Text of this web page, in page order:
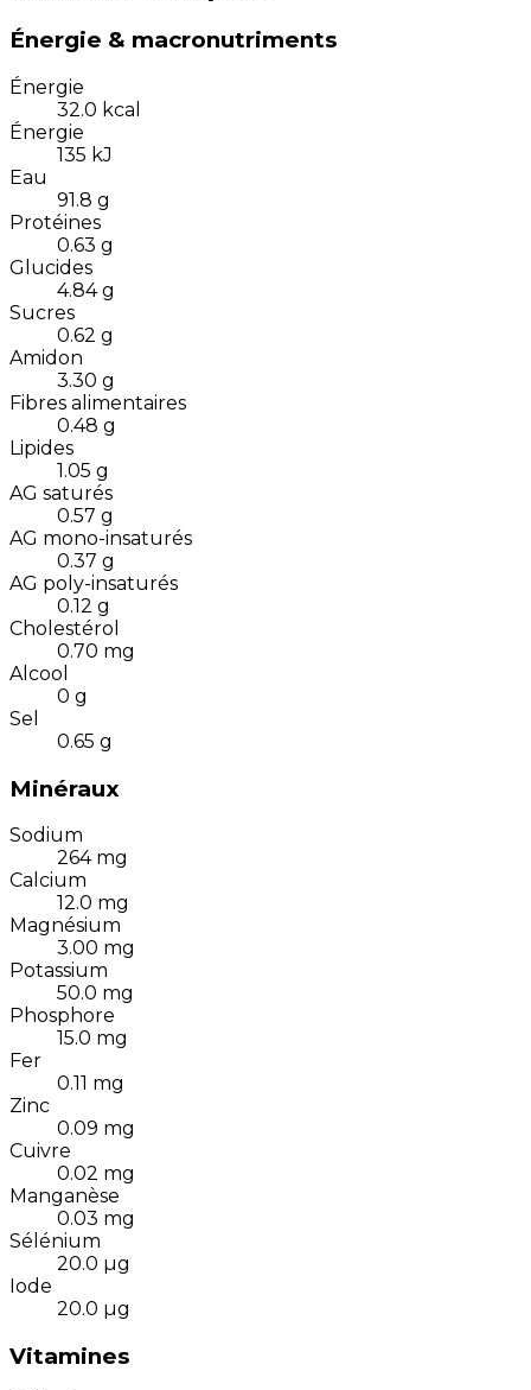
Énergie & macronutriments
Énergie
32.0 kcal
Énergie
135 kJ
Eau
91.8 g
Protéines
0.63 g
Glucides
4.84 g
Sucres
0.62 g
Amidon
3.30 g
Fibres alimentaires
0.48 g
Lipides
1.05 g
AG saturés
0.57 g
AG mono-insaturés
0.37 g
AG poly-insaturés
0.12 g
Cholestérol
0.70 mg
Alcool
0 g
Sel
0.65 g
Minéraux
Sodium
264 mg
Calcium
12.0 mg
Magnésium
3.00 mg
Potassium
50.0 mg
Phosphore
15.0 mg
Fer
0.11 mg
Zinc
0.09 mg
Cuivre
0.02 mg
Manganèse
0.03 mg
Sélénium
20.0 µg
Iode
20.0 µg
Vitamines